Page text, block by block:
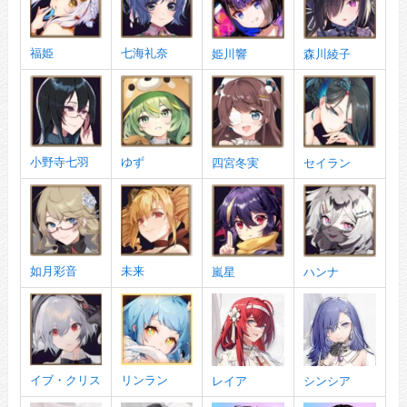
福姫 七海礼奈 姫川響 森川綾子
小野寺七羽 ゆず 四宮冬実 セイラン
如月彩音 未来 嵐星 ハンナ
イブ・クリス リンラン レイア シンシア